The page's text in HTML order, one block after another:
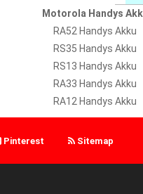
Motorola Handys
RA52 Handys Akku
RS35 Handys Akku
RS13 Handys Akku
RA33 Handys Akku
RA12 Handys Akku
Pinterest Sitemap